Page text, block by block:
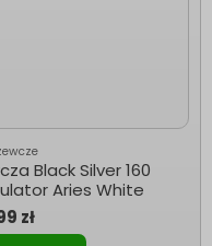
Black Silver 160
Aries White
zł